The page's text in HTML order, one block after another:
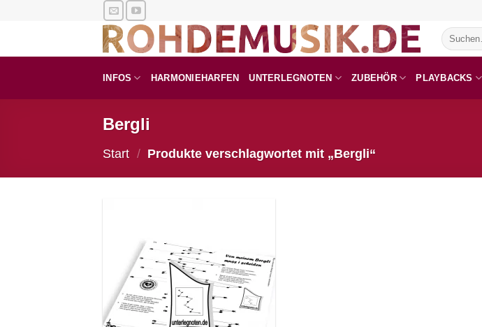
Suchen
nach:
INFOS HARMONIEHARFEN UNTERLEGNOTEN ZUBEHÖR PLAYBACKS
Bergli
Start / Produkte verschlagwortet mit „Bergli“